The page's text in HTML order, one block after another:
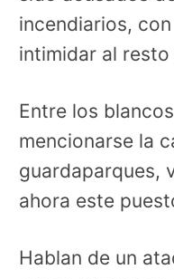
incendiarios,
intimidar al
Entre los
mencionarse la
guardaparques,
ahora este
Hablan de un